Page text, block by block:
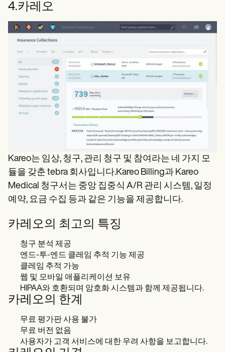
4.카레오
Kareo는 임상, 청구, 관리 청구 및 참여라는 네 가지 모
듈을 갖춘 tebra 회사입니다.Kareo Billing과 Kareo
Medical 청구서는 중앙 집중식 A/R 관리 시스템, 일정
예약, 요금 수집 등과 같은 기능을 제공합니다.
카레오의 최고의 특징
청구 분석 제공
엔드-투-엔드 클레임 추적 기능 제공
클레임 추적 가능
웹 및 모바일 애플리케이션 보유
HIPAA와 호환되며 암호화 시스템과 함께 제공됩니다.
카레오의 한계
무료 평가판 사용 불가
무료 버전 없음
사용자가 고객 서비스에 대한 우려 사항을 보고합니다.